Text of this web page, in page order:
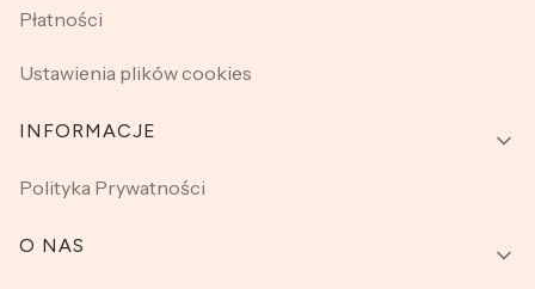
Płatności
Ustawienia plików cookies
INFORMACJE
Polityka Prywatności
O NAS